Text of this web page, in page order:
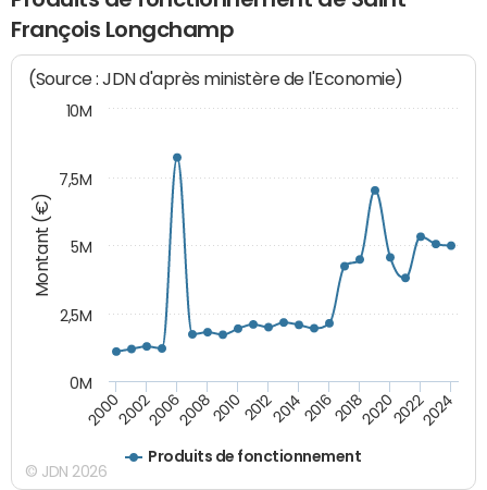
François Longchamp
Montant (€)
(Source : JDN d'après ministère de l'Economie)
Produits de fonctionnement
200020022006200820102012201420162018202020222024
0M
10M
2,5M
5M
7,5M
© JDN 2026